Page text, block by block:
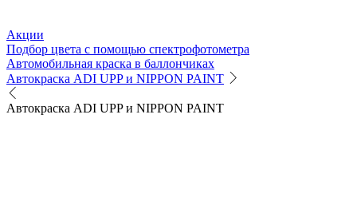
Акции
Подбор цвета с помощью спектрофотометра
Автомобильная краска в баллончиках
Автокраска ADI UPP и NIPPON PAINT
Автокраска ADI UPP и NIPPON PAINT